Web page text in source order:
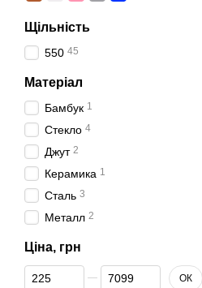
Щільність
550 45
Матеріал
Бамбук 1
Стекло 4
Джут 2
Керамика 1
Сталь 3
Металл 2
Ціна, грн
Від Ціна, грн
До Ціна, грн ОК